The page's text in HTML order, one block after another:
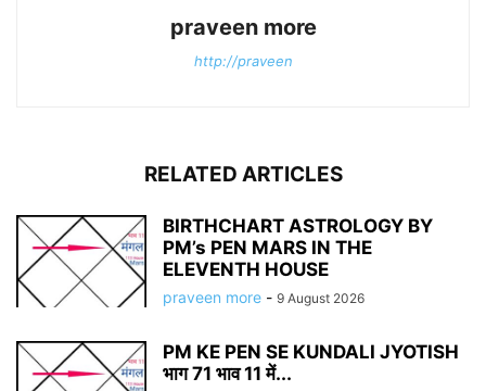
praveen more
http://praveen
RELATED ARTICLES
BIRTHCHART ASTROLOGY BY
PM’s PEN MARS IN THE
ELEVENTH HOUSE
praveen more - 9 August 2026
PM KE PEN SE KUNDALI JYOTISH
भाग 71 भाव 11 में...